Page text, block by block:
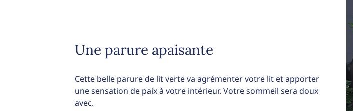
Une parure apaisante
Cette belle parure de lit verte va agrémenter votre lit et apporter
une sensation de paix à votre intérieur. Votre sommeil sera doux
avec.